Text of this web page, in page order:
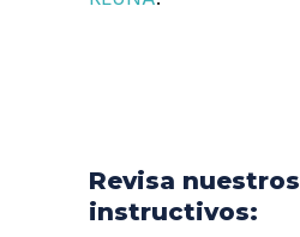
Revisa nuestros
instructivos: